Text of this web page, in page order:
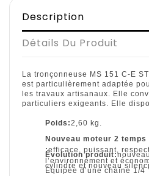
Description
Détails Du Produit
La tronçonneuse MS 151 C-E
est particulièrement adaptée
les travaux artisanaux. Elle
particuliers exigeants. Elle
Poids:2,60 kg.
Nouveau moteur 2
:efficace, puissant,
l’environnement et
Évolution produit:
cylindre et nouveau
Équipée d’une chaîne 1/4